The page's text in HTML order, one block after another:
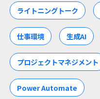
ライトニングトーク
仕事環境 生成AI
プロジェクトマネジメント
Power Automate